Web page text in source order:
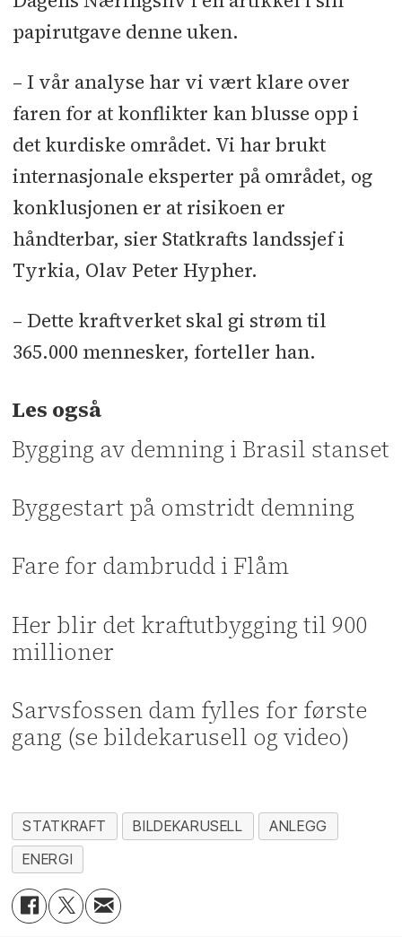
papirutgave denne uken.
– I vår analyse har vi vært klare over
faren for at konflikter kan blusse opp i
det kurdiske området. Vi har brukt
internasjonale eksperter på området, og
konklusjonen er at risikoen er
håndterbar, sier Statkrafts landssjef i
Tyrkia, Olav Peter Hypher.
– Dette kraftverket skal gi strøm til
365.000 mennesker, forteller han.
Les også
Bygging av demning i Brasil stanset
Byggestart på omstridt demning
Fare for dambrudd i Flåm
Her blir det kraftutbygging til 900
millioner
Sarvsfossen dam fylles for første
gang (se bildekarusell og video)
STATKRAFT BILDEKARUSELL
ANLEGG
ENERGI